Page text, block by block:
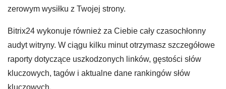
zerowym wysiłku z Twojej strony.
Bitrix24 wykonuje również za Ciebie cały czasochłonny
audyt witryny. W ciągu kilku minut otrzymasz szczegółowe
raporty dotyczące uszkodzonych linków, gęstości słów
kluczowych, tagów i aktualne dane rankingów słów